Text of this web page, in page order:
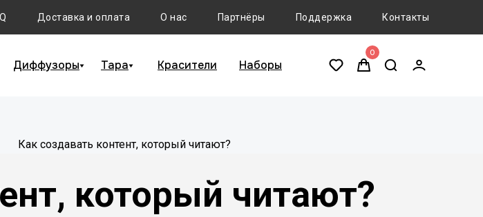
Доставка и оплата О нас Партнёры Поддержка Контакты
0
Диффузоры Наборы
Красители
Тара
Как создавать контент, который читают?
который читают?